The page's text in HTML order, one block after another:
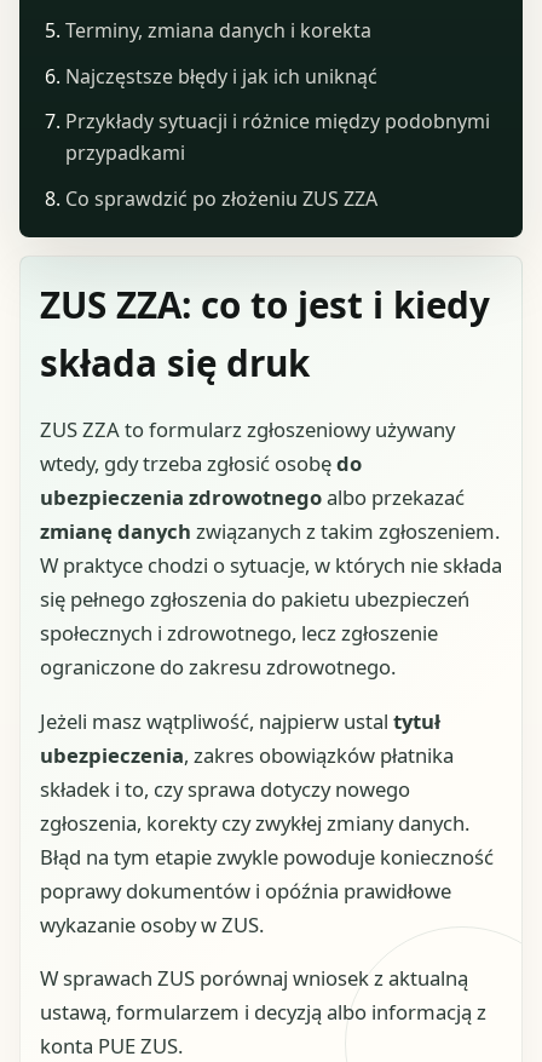
ZUS ZZA: co to jest i kiedy
składa się druk
ZUS ZZA to formularz zgłoszeniowy używany
wtedy, gdy trzeba zgłosić osobędo
ubezpieczenia zdrowotnegoalbo przekazać
zmianę danych związanych z takim zgłoszeniem.
W praktyce chodzi o sytuacje, w których nie składa
się pełnego zgłoszenia do pakietu ubezpieczeń
społecznych i zdrowotnego, lecz zgłoszenie
ograniczone do zakresu zdrowotnego.
Jeżeli masz wątpliwość, najpierw ustal tytuł
ubezpieczenia, zakres obowiązków płatnika
składek i to, czy sprawa dotyczy nowego
zgłoszenia, korekty czy zwykłej zmiany danych.
Błąd na tym etapie zwykle powoduje konieczność
poprawy dokumentów i opóźnia prawidłowe
wykazanie osoby w ZUS.
W sprawach ZUS porównaj wniosek z aktualną
ustawą, formularzem i decyzją albo informacją z
konta PUE ZUS.
Terminy, zmiana danych i korekta
Najczęstsze błędy i jak ich uniknąć
Przykłady sytuacji i różnice między podobnymi
przypadkami
Co sprawdzić po złożeniu ZUS ZZA